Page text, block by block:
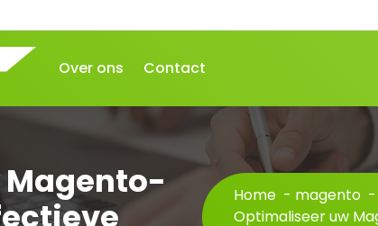
Over ons Contact
Home - magento -
Optimaliseer uw